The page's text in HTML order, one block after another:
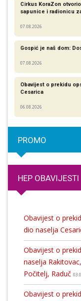
Cirkus KoraZon
sapunice i radionicu
07.08.2026
Gospić je naš dom:
07.08.2026
Obavijest o prekidu
Cesarica
06.08.2026
PROMO
HEP OBAVIJESTI
Obavijest o
dio naselja
Obavijest o
naselja
Počitelj, Raduč
Obavijest o